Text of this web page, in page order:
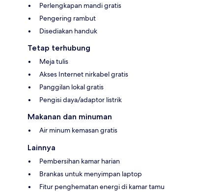
Perlengkapan mandi gratis
Pengering rambut
Disediakan handuk
Tetap terhubung
Meja tulis
Akses Internet nirkabel gratis
Panggilan lokal gratis
Pengisi daya/adaptor listrik
Makanan dan minuman
Air minum kemasan gratis
Lainnya
Pembersihan kamar harian
Brankas untuk menyimpan laptop
Fitur penghematan energi di kamar tamu